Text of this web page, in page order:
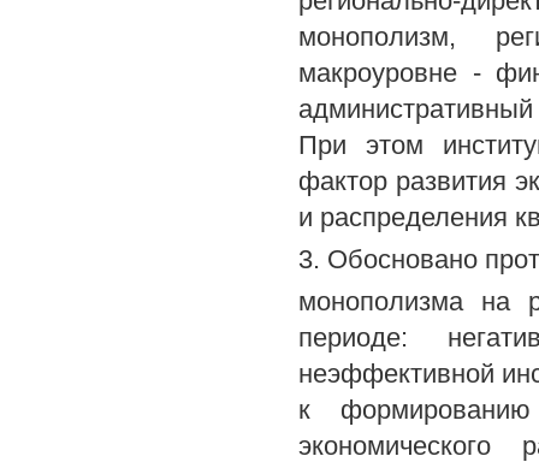
монополизм,
макроуровне -
При этом
фактор развития
и распределения
3. Обосновано
монополизма на
периоде:
неэффективной
к формированию
экономического